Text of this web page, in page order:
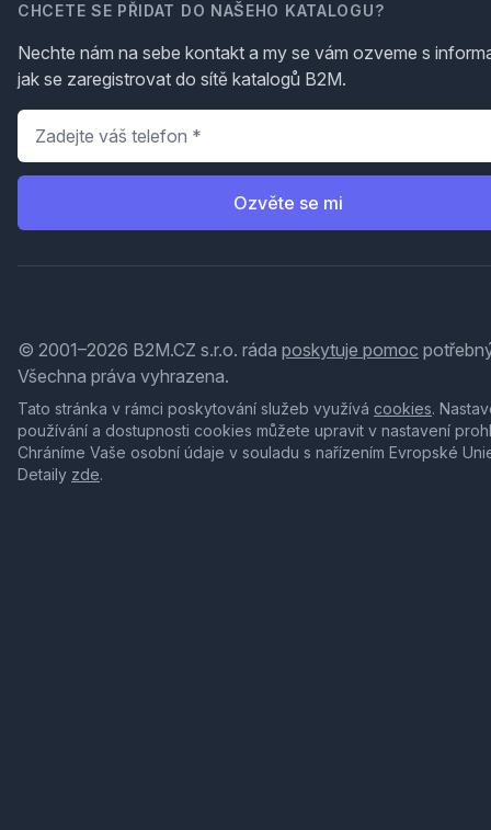
CHCETE SE PŘIDAT DO NAŠEHO KATALOGU?
Nechte nám na sebe kontakt a my se vám ozveme s
jak se zaregistrovat do sítě katalogů B2M.
Telefon
Ozvěte se mi
© 2001–2026 B2M.CZ s.r.o. ráda poskytuje pomoc
Všechna práva vyhrazena.
Tato stránka v rámci poskytování služeb využívá cookies.
používání a dostupnosti cookies můžete upravit v nastavení
Chráníme Vaše osobní údaje v souladu s nařízením Evropské
Detaily zde.